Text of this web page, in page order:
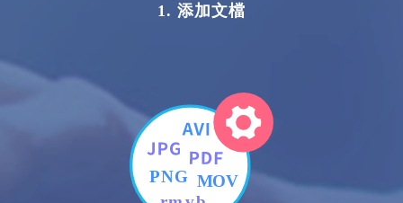
1. 添加文檔